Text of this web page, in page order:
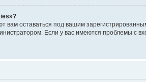
вам оставаться под вашим
Если у вас имеются проблемы с